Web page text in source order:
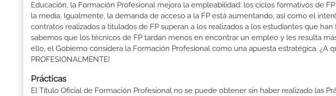
Educación, la Formación Profesional mejora la empleabilidad: los ciclos formativos de
la media. Igualmente, la demanda de acceso a la FP está aumentando, así como el
contratos realizados a titulados de FP superan a los realizados a los estudiantes que
sabemos que los técnicos de FP tardan menos en encontrar un empleo y les resulta
ello, el Gobierno considera la Formación Profesional como una apuesta estratégica. ¿A
PROFESIONALMENTE!
Prácticas
El Título Oficial de Formación Profesional no se puede obtener sin haber realizado las